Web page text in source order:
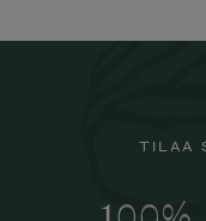
TILAA